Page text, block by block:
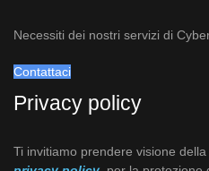
Necessiti dei nostri servizi di
Contattaci
Privacy policy
Ti invitiamo prendere visione